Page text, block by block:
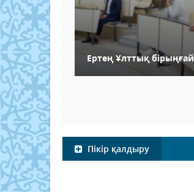
Ертең Ұлттық
Пікір қалдыру